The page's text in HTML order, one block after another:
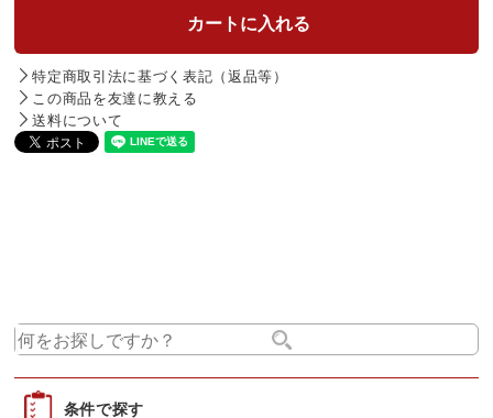
特定商取引法に基づく表記（返品等）
この商品を友達に教える
送料について
条件で探す